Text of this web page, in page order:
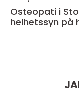
Osteopati i
helhetssyn på